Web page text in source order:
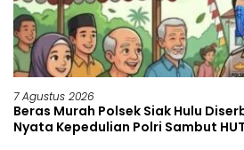
7 Agustus 2026
Beras Murah Polsek Siak Hulu
Nyata Kepedulian Polri Sambut